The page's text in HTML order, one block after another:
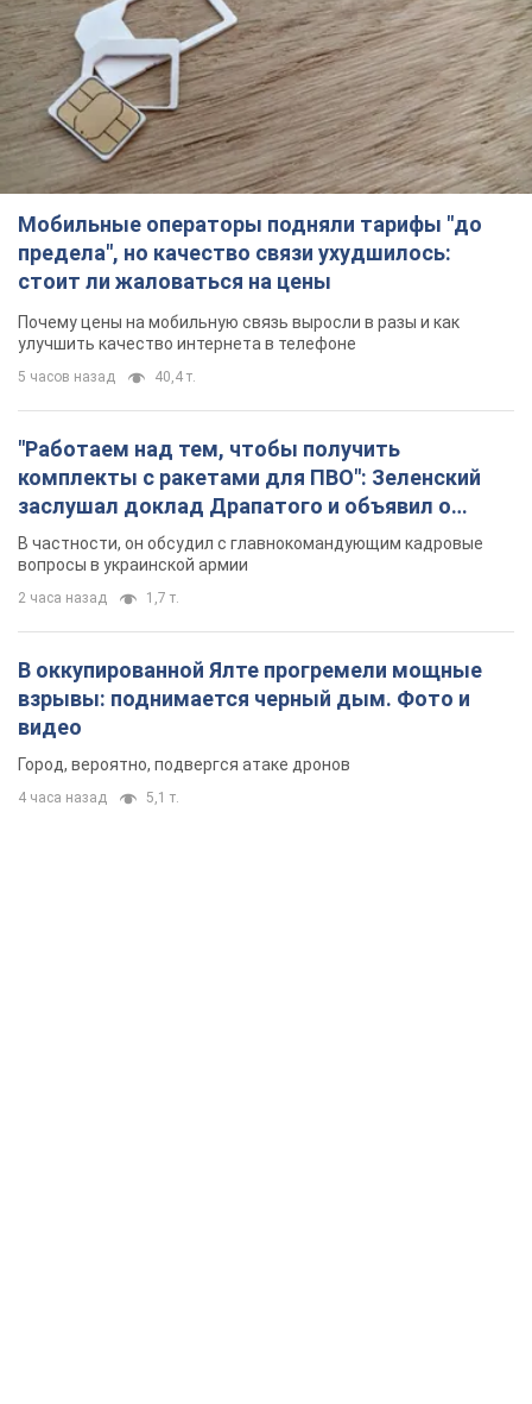
Мобильные операторы подняли тарифы "до
предела", но качество связи ухудшилось:
стоит ли жаловаться на цены
Почему цены на мобильную связь выросли в разы и как
улучшить качество интернета в телефоне
5 часов назад 40,4 т.
"Работаем над тем, чтобы получить
комплекты с ракетами для ПВО": Зеленский
заслушал доклад Драпатого и объявил о
новых мерах
В частности, он обсудил с главнокомандующим кадровые
вопросы в украинской армии
2 часа назад 1,7 т.
В оккупированной Ялте прогремели мощные
взрывы: поднимается черный дым. Фото и
видео
Город, вероятно, подвергся атаке дронов
4 часа назад 5,1 т.